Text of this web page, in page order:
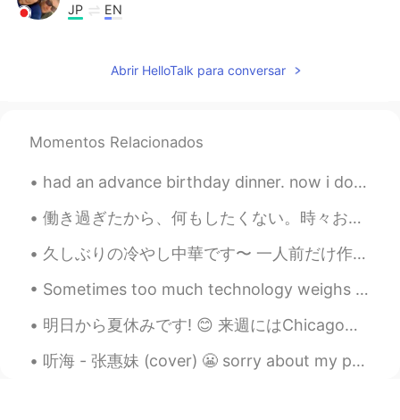
JP EN
2021.01.03 14:12
ごせましたね。 素敵な一年になることを願
JP EN
@David😊😊😊😊😊😊😊🎁🎉
RIE 日本人なのにタイの国旗2021.01.03 12:08
Abrir HelloTalk para conversar
Momentos Relacionados
had an advance birthday dinner. now i don't feel like doing anything on my exact birth day hahah....
働き過ぎたから、何もしたくない。時々お金持ちと結婚したらいいと思うけど仲も大変で興味がない。この世界は自由がお金だ。愛だけが大切なことだと言う人々は決して貧しくなかった。いつか私もお金がある。そ...
久しぶりの冷やし中華です〜 一人前だけ作るのはすごくコスパが良くないです！笑 どんなものでも少ししかいらないし、どうせ切るなら、たくさん切ってもそんなに変わらないと思います😂 しかも、ここの水道...
Sometimes too much technology weighs heavy on my mind and soul. 🍃 Often I need to take a break ...
明日から夏休みです! 😊 来週にはChicagoでかぞくやともだちを会ってから6月23日からはBostonに8月9日まで勉強する予定です。 先生として2ヵ月間休んでまた学生になりますね。 👩‍🏫...
听海 - 张惠妹 (cover) 😬 sorry about my pronunciation 😬 Wo jiu zhu yi ke xin zheng ye du bi bu le yan...